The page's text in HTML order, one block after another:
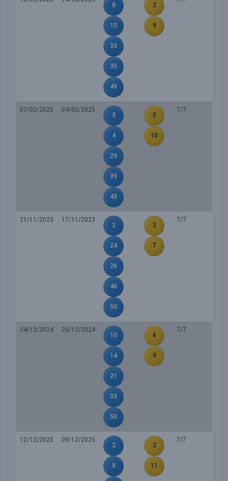
8
10
33
35
49
2
9
07/02/2025
04/02/2025
3
4
29
39
43
5
10
7/7
21/11/2023
17/11/2023
2
24
26
46
50
2
7
7/7
24/12/2024
20/12/2024
10
14
21
33
50
6
9
7/7
12/12/2025
09/12/2025
2
8
2
11
7/7